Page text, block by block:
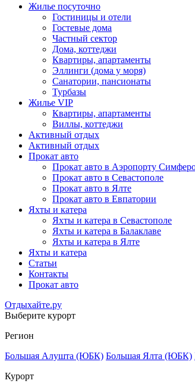
Жилье посуточно
Гостиницы и отели
Гостевые дома
Частный сектор
Дома, коттеджи
Квартиры, апартаменты
Эллинги (дома у моря)
Санатории, пансионаты
Турбазы
Жилье VIP
Квартиры, апартаменты
Виллы, коттеджи
Активный отдых
Активный отдых
Прокат авто
Прокат авто в Аэропорту
Прокат авто в Севастополе
Прокат авто в Ялте
Прокат авто в Евпатории
Яхты и катера
Яхты и катера в Севастополе
Яхты и катера в Балаклаве
Яхты и катера в Ялте
Яхты и катера
Статьи
Контакты
Прокат авто
Отдыхайте.ру
Выберите курорт
Регион
Большая Алушта (ЮБК) Большая Ялта (ЮБК)
Курорт